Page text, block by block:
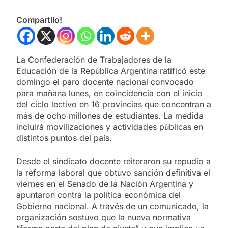
Compartilo!
La Confederación de Trabajadores de la
Educación de la República Argentina ratificó este
domingo el paro docente nacional convocado
para mañana lunes, en coincidencia con el inicio
del ciclo lectivo en 16 provincias que concentran a
más de ocho millones de estudiantes. La medida
incluirá movilizaciones y actividades públicas en
distintos puntos del país.
Desde el sindicato docente reiteraron su repudio a
la reforma laboral que obtuvo sanción definitiva el
viernes en el Senado de la Nación Argentina y
apuntaron contra la política económica del
Gobierno nacional. A través de un comunicado, la
organización sostuvo que la nueva normativa